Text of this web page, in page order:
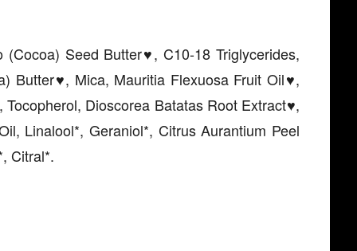
(Cocoa) Seed Butter♥ , C10-18 Triglycerides,
Butter♥, Mica, Mauritia Flexuosa Fruit Oil ♥,
, Tocopherol, Dioscorea Batatas Root Extract♥,
Linalool*, Geraniol*, Citrus Aurantium Peel
Citral*.